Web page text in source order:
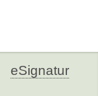
eSignatur